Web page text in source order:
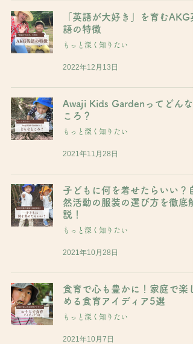
「英語が大好き」を育むAKG
語の特徴
もっと深く知りたい
2022年12月13日
Awaji Kids Gardenってどんな
ころ？
もっと深く知りたい
2021年11月28日
子どもに何を着せたらいい？自
然活動の服装の選び方を徹底解
説！
もっと深く知りたい
2021年10月28日
食育で心も豊かに！家庭で楽し
める食育アイディア5選
もっと深く知りたい
2021年10月7日